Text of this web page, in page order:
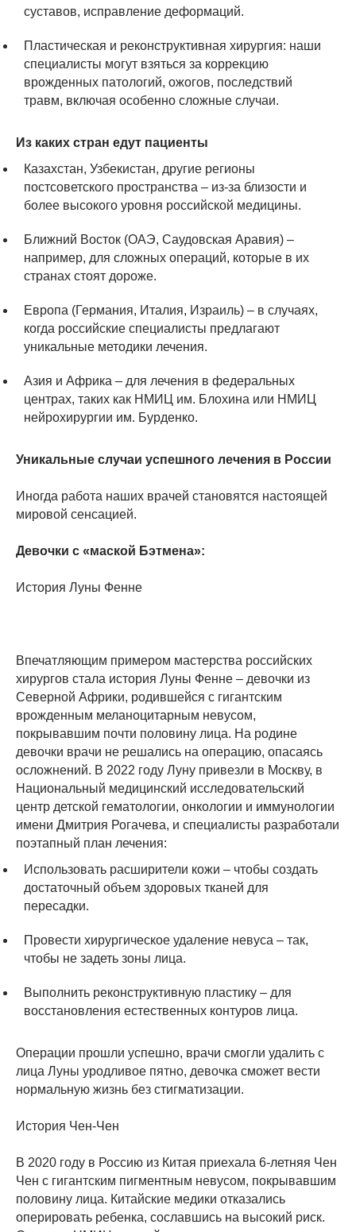
суставов, исправление деформаций.
Пластическая и реконструктивная хирургия: наши
специалисты могут взяться за коррекцию
врожденных патологий, ожогов, последствий
травм, включая особенно сложные случаи.
Из каких стран едут пациенты
Казахстан, Узбекистан, другие регионы
постсоветского пространства – из-за близости и
более высокого уровня российской медицины.
Ближний Восток (ОАЭ, Саудовская Аравия) –
например, для сложных операций, которые в их
странах стоят дороже.
Европа (Германия, Италия, Израиль) – в случаях,
когда российские специалисты предлагают
уникальные методики лечения.
Азия и Африка – для лечения в федеральных
центрах, таких как НМИЦ им. Блохина или НМИЦ
нейрохирургии им. Бурденко.
Уникальные случаи успешного лечения в России
Иногда работа наших врачей становятся настоящей
мировой сенсацией.
Девочки с «маской Бэтмена»:
История Луны Фенне
Впечатляющим примером мастерства российских
хирургов стала история Луны Фенне – девочки из
Северной Африки, родившейся с гигантским
врожденным меланоцитарным невусом,
покрывавшим почти половину лица. На родине
девочки врачи не решались на операцию, опасаясь
осложнений. В 2022 году Луну привезли в Москву, в
Национальный медицинский исследовательский
центр детской гематологии, онкологии и иммунологии
имени Дмитрия Рогачева, и специалисты разработали
поэтапный план лечения:
Использовать расширители кожи – чтобы создать
достаточный объем здоровых тканей для
пересадки.
Провести хирургическое удаление невуса – так,
чтобы не задеть зоны лица.
Выполнить реконструктивную пластику – для
восстановления естественных контуров лица.
Операции прошли успешно, врачи смогли удалить с
лица Луны уродливое пятно, девочка сможет вести
нормальную жизнь без стигматизации.
История Чен-Чен
В 2020 году в Россию из Китая приехала 6-летняя Чен
Чен с гигантским пигментным невусом, покрывавшим
половину лица. Китайские медики отказались
оперировать ребенка, сославшись на высокий риск.